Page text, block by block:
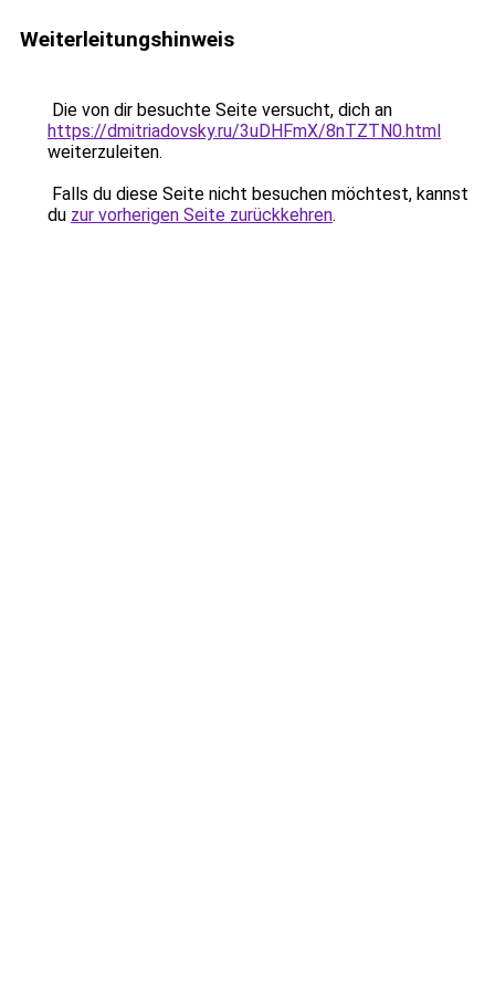
Weiterleitungshinweis
Die von dir besuchte Seite versucht, dich an
https://dmitriadovsky.ru/3uDHFmX/8nTZTN0.html
weiterzuleiten.
Falls du diese Seite nicht besuchen möchtest, kannst
du zur vorherigen Seite zurückkehren.